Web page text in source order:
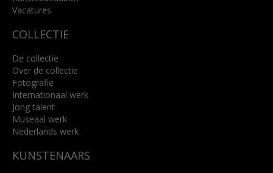
Lees meer
Vacatures
COLLECTIE
De collectie
Over de collectie
Fotografie
Internationaal werk
Jong talent
Museaal werk
Nederlands werk
KUNSTENAARS